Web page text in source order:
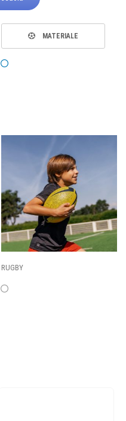
MATERIALE
RUGBY